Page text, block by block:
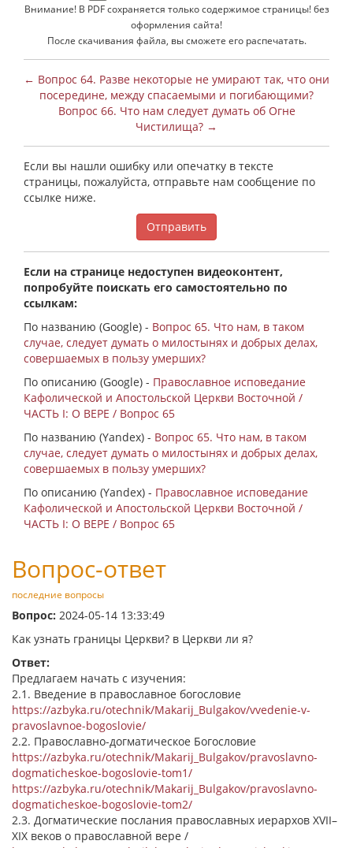
Внимание! В PDF сохраняется только содержимое страницы! без
оформления сайта!
После скачивания файла, вы сможете его распечатать.
← Вопрос 64. Разве некоторые не умирают так, что они
посередине, между спасаемыми и погибающими?
Вопрос 66. Что нам следует думать об Огне
Чистилища? →
Если вы нашли ошибку или опечатку в тексте
страницы, пожалуйста, отправьте нам сообщение по
ссылке ниже.
Отправить
Если на странице недоступен видеоконтент,
попробуйте поискать его самостоятельно по
ссылкам:
По названию (Google) - Вопрос 65. Что нам, в таком
случае, следует думать о милостынях и добрых делах,
совершаемых в пользу умерших?
По описанию (Google) - Православное исповедание
Кафолической и Апостольской Церкви Восточной /
ЧАСТЬ I: О ВЕРЕ / Вопрос 65
По названию (Yandex) - Вопрос 65. Что нам, в таком
случае, следует думать о милостынях и добрых делах,
совершаемых в пользу умерших?
По описанию (Yandex) - Православное исповедание
Кафолической и Апостольской Церкви Восточной /
ЧАСТЬ I: О ВЕРЕ / Вопрос 65
Вопрос-ответ
последние вопросы
Вопрос: 2024-05-14 13:33:49
Как узнать границы Церкви? в Церкви ли я?
Ответ:
Предлагаем начать с изучения:
2.1. Введение в православное богословие
https://azbyka.ru/otechnik/Makarij_Bulgakov/vvedenie-v-
pravoslavnoe-bogoslovie/
2.2. Православно-догматическое Богословие
https://azbyka.ru/otechnik/Makarij_Bulgakov/pravoslavno-
dogmaticheskoe-bogoslovie-tom1/
https://azbyka.ru/otechnik/Makarij_Bulgakov/pravoslavno-
dogmaticheskoe-bogoslovie-tom2/
2.3. Догматические послания православных иерархов XVII–
XIX веков о православной вере /